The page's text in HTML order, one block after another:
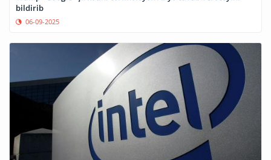
bildirib
06-09-2025